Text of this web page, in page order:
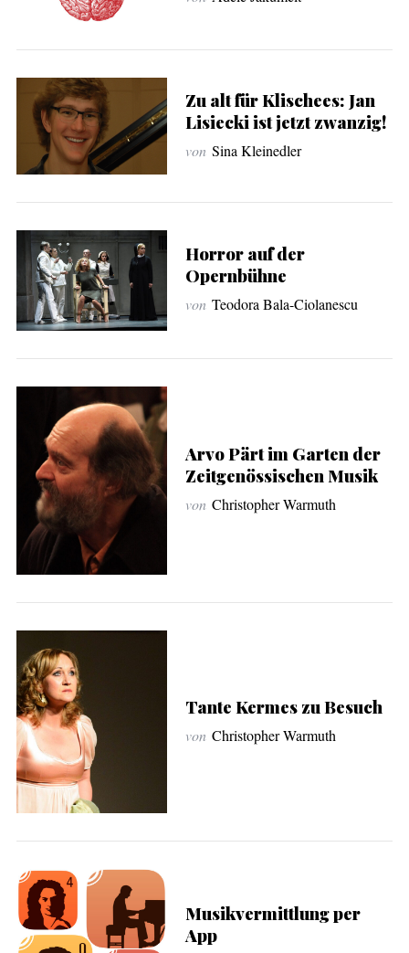
Zu alt für Klischees: Jan
Lisiecki ist jetzt zwanzig!
von Sina Kleinedler
Horror auf der
Opernbühne
von Teodora Bala-Ciolanescu
Arvo Pärt im Garten der
Zeitgenössischen Musik
von Christopher Warmuth
Tante Kermes zu Besuch
von Christopher Warmuth
Musikvermittlung per
App
S
c
o
r
: